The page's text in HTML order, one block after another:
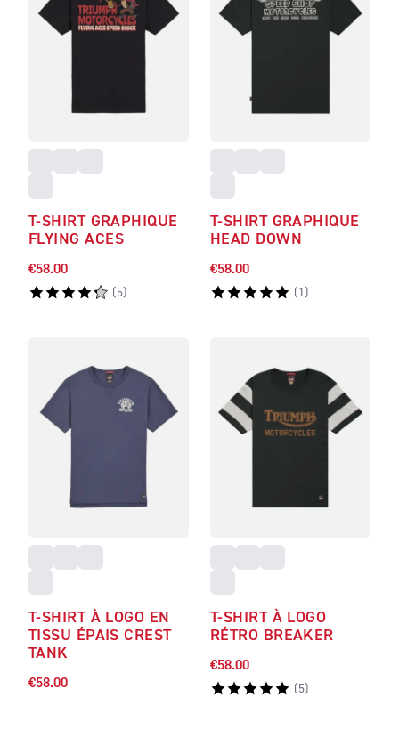
T-SHIRT GRAPHIQUE
FLYING ACES
€58.00
( 5)
T-SHIRT GRAPHIQUE
HEAD DOWN
€58.00
( 1 )
T-SHIRT À LOGO EN
TISSU ÉPAIS CREST
TANK
€58.00
T-SHIRT À LOGO
RÉTRO BREAKER
€58.00
( 5)